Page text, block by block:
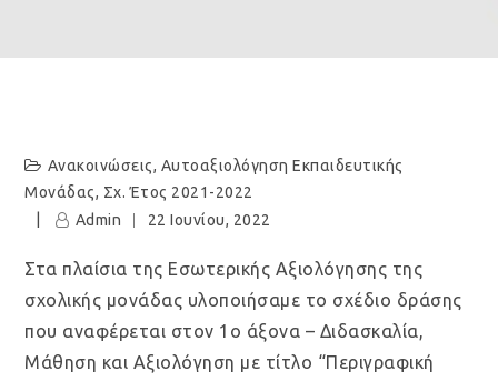
Ανακοινώσεις, Αυτοαξιολόγηση Εκπαιδευτικής
Μονάδας, Σχ. Έτος 2021-2022
Admin
22 Ιουνίου, 2022
Στα πλαίσια της Εσωτερικής Αξιολόγησης της
σχολικής μονάδας υλοποιήσαμε το σχέδιο δράσης
που αναφέρεται στον 1ο άξονα – Διδασκαλία,
Μάθηση και Αξιολόγηση με τίτλο “Περιγραφική